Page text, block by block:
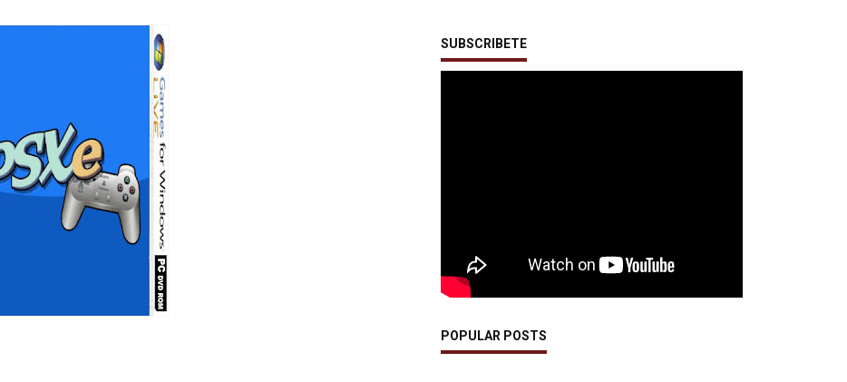
SUBSCRIBETE
POPULAR POSTS